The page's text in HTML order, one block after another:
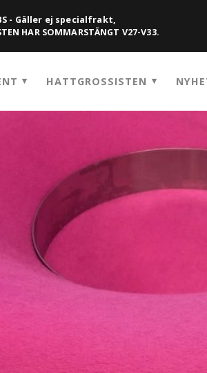
- Gäller ej specialfrakt,
HAR SOMMARSTÄNGT V27-V33.
HATTGROSSISTEN